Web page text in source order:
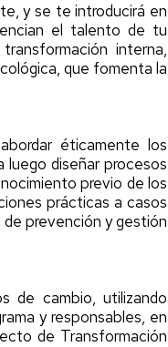
y se te introducirá en
el talento de tu
interna,
que fomenta la
éticamente los
diseñar procesos
previo de los
prácticas a casos
de prevención y gestión
de cambio, utilizando
y responsables, en
de Transformación